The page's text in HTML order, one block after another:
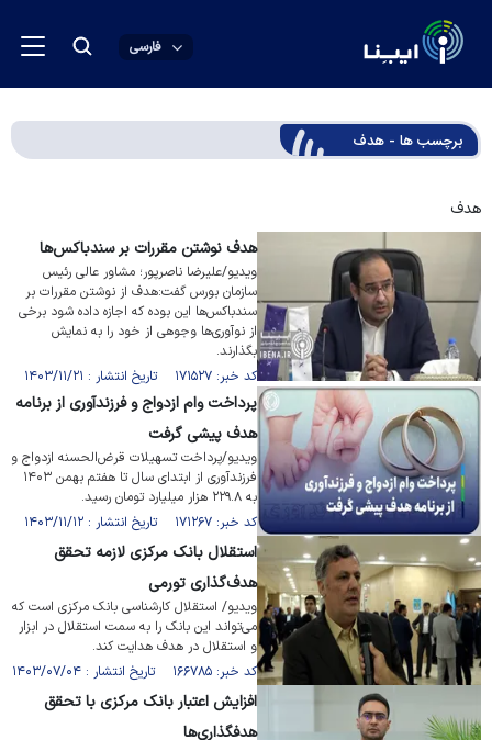
فارسی
برچسب ها - هدف
هدف
هدف نوشتن مقررات بر سندباکس‌ها
ویدیو/علیرضا ناصرپور؛ مشاور عالی رئیس
سازمان بورس گفت:هدف از نوشتن مقررات بر
سندباکس‌ها این بوده که اجازه داده شود برخی
از نوآوری‌ها وجوهی از خود را به نمایش
بگذارند.
کد خبر: ۱۷۱۵۲۷ تاریخ انتشار : ۱۴۰۳/۱۱/۲۱
پرداخت وام ازدواج و فرزندآوری از برنامه
هدف پیشی گرفت
ویدیو/پرداخت تسهیلات قرض‌الحسنه ازدواج و
فرزندآوری از ابتدای سال تا هفتم بهمن ۱۴۰۳
به ۲۲۹.۸ هزار میلیارد تومان رسید.
کد خبر: ۱۷۱۲۶۷ تاریخ انتشار : ۱۴۰۳/۱۱/۱۲
استقلال بانک مرکزی لازمه تحقق
هدف‌گذاری تورمی
ویدیو/ استقلال کارشناسی بانک مرکزی است که
می‌تواند این بانک را به سمت استقلال در ابزار
و استقلال در هدف هدایت کند.
کد خبر: ۱۶۶۷۸۵ تاریخ انتشار : ۱۴۰۳/۰۷/۰۴
افزایش اعتبار بانک مرکزی با تحقق
هدفگذاری‌ها